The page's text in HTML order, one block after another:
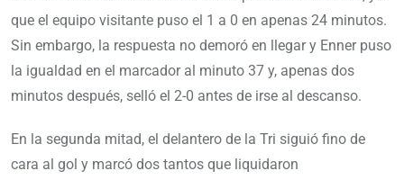
que el equipo visitante puso el 1 a 0 en apenas 24 minutos.
Sin embargo, la respuesta no demoró en llegar y Enner puso
la igualdad en el marcador al minuto 37 y, apenas dos
minutos después, selló el 2-0 antes de irse al descanso.
En la segunda mitad, el delantero de la Tri siguió fino de
cara al gol y marcó dos tantos que liquidaron